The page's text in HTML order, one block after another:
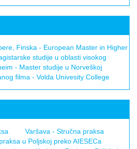
Finska - European Master in Higher
studije u oblasti visokog
- Master studije u Norveškoj
filma - Volda Univesity College
Varšava - Stručna praksa
u Poljskoj preko AIESECa